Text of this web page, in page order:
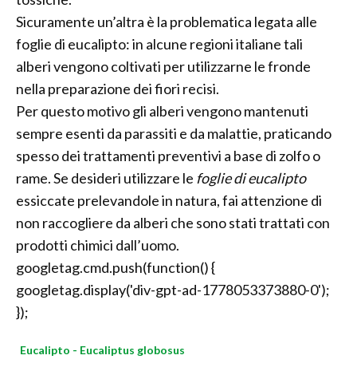
Sicuramente un’altra è la problematica legata alle
foglie di eucalipto: in alcune regioni italiane tali
alberi vengono coltivati per utilizzarne le fronde
nella preparazione dei fiori recisi.
Per questo motivo gli alberi vengono mantenuti
sempre esenti da parassiti e da malattie, praticando
spesso dei trattamenti preventivi a base di zolfo o
rame. Se desideri utilizzare le foglie di eucalipto
essiccate prelevandole in natura, fai attenzione di
non raccogliere da alberi che sono stati trattati con
prodotti chimici dall’uomo.
googletag.cmd.push(function() {
googletag.display('div-gpt-ad-1778053373880-0');
});
Eucalipto - Eucaliptus globosus